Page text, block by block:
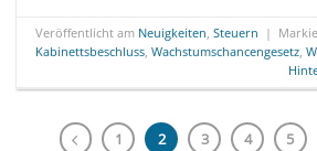
Veröffentlicht am Neuigkeiten, Steuern |
Kabinettsbeschluss, Wachstumschancengesetz,
1 2 3 4 5